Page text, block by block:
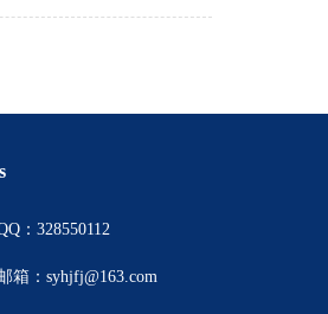
：328550112
箱：syhjfj@163.com